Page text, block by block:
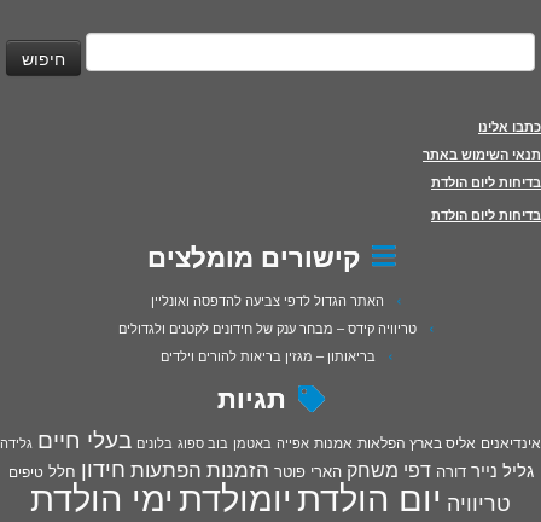
חיפוש:
כתבו אלינו
תנאי השימוש באתר
בדיחות ליום הולדת
בדיחות ליום הולדת
קישורים מומלצים
האתר הגדול לדפי צביעה להדפסה ואונליין
טריוויה קידס – מבחר ענק של חידונים לקטנים ולגדולים
בריאותון – מגזין בריאות להורים וילדים
תגיות
אינדיאנים אליס בארץ הפלאות אמנות אפייה באטמן בוב ספוג בלונים בעלי חיים גלידה
גליל נייר דורה דפי משחק הארי פוטר הזמנות הפתעות חידון חלל טיפים
טריוויה יום הולדתיומולדתימי הולדת